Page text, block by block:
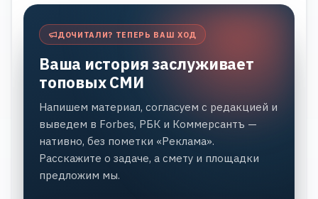
ДОЧИТАЛИ? ТЕПЕРЬ ВАШ ХОД
Ваша история заслуживает
топовых СМИ
Напишем материал, согласуем с редакцией и
выведем в Forbes, РБК и Коммерсантъ —
нативно, без пометки «Реклама».
Расскажите о задаче, а смету и площадки
предложим мы.